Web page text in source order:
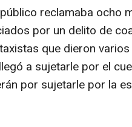
reclamaba ocho
por un delito de
que dieron
a sujetarle por el
por sujetarle por la